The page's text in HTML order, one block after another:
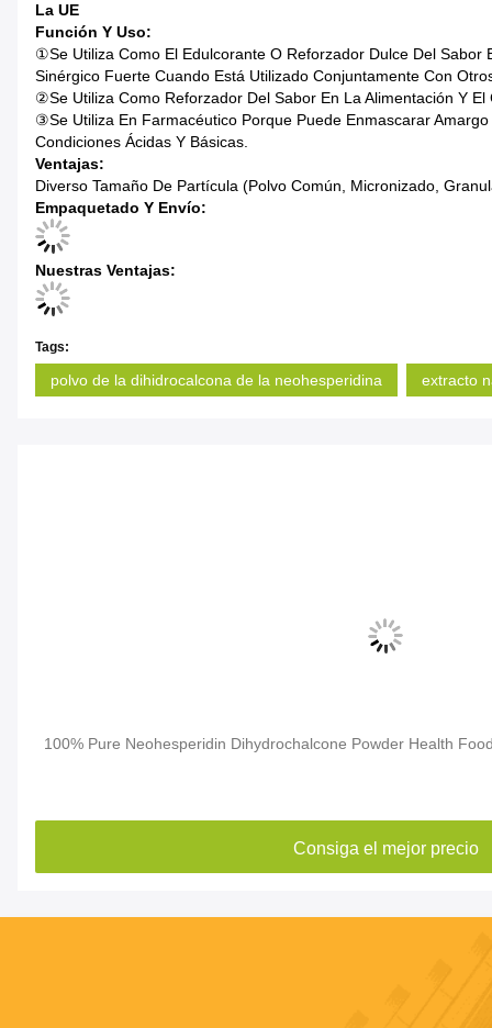
La UE
Función Y Uso:
①Se Utiliza Como El Edulcorante O Reforzador Dulce Del Sabor
Sinérgico Fuerte Cuando Está Utilizado Conjuntamente Con
②Se Utiliza Como Reforzador Del Sabor En La Alimentación Y
③Se Utiliza En Farmacéutico Porque Puede Enmascarar
Condiciones Ácidas Y Básicas.
Ventajas:
Diverso Tamaño De Partícula (polvo Común, Micronizado,
Empaquetado Y Envío:
Nuestras Ventajas:
Tags:
polvo de la dihidrocalcona de la neohesperidina extracto
100% Pure Neohesperidin Dihydrochalcone Powder Health
Consiga el mejor precio